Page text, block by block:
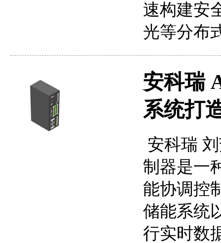
速构建安
光等分布
安科瑞
系统打
安科瑞
制器是一
能协调控
储能系统
行实时数